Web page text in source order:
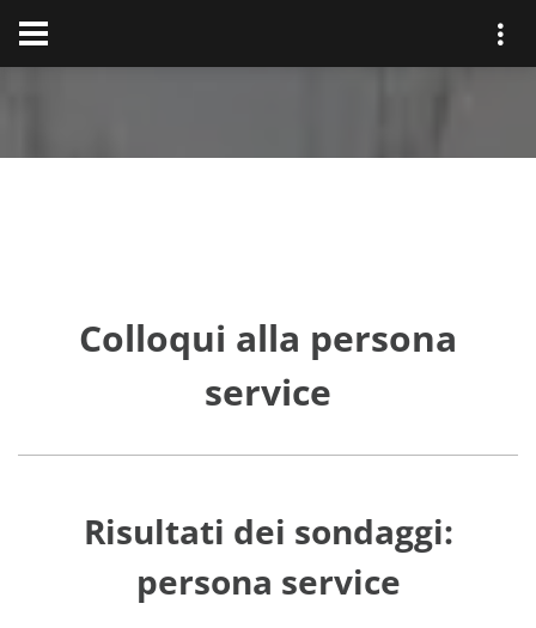
Colloqui alla persona
service
Risultati dei sondaggi:
persona service